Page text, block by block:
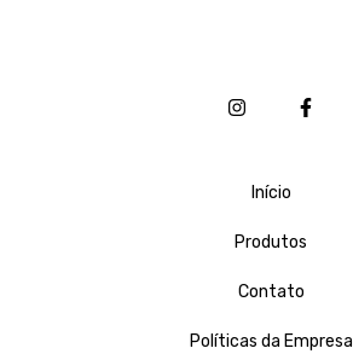
Início
Produtos
Contato
Políticas da Empresa